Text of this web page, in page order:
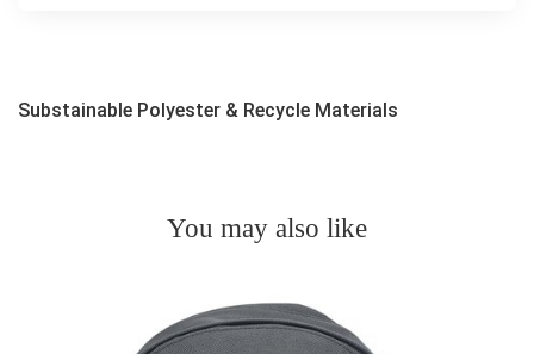
Substainable Polyester & Recycle Materials
You may also like